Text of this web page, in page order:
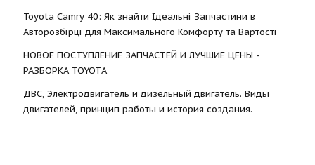
Toyota Camry 40: Як знайти Ідеальні Запчастини в
Авторозбірці для Максимального Комфорту та Вартості
НОВОЕ ПОСТУПЛЕНИЕ ЗАПЧАСТЕЙ И ЛУЧШИЕ ЦЕНЫ -
РАЗБОРКА TOYOTА
ДВС, Электродвигатель и дизельный двигатель. Виды
двигателей, принцип работы и история создания.